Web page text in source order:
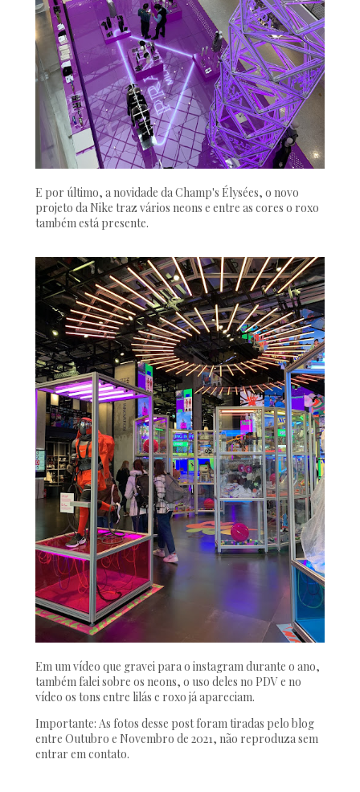
E por último, a novidade da Champ's Élysées, o novo
projeto da Nike traz vários neons e entre as cores o roxo
também está presente.
Em um vídeo que gravei para o instagram durante o ano,
também falei sobre os neons, o uso deles no PDV e no
vídeo os tons entre lilás e roxo já apareciam.
Importante: As fotos desse post foram tiradas pelo blog
entre Outubro e Novembro de 2021, não reproduza sem
entrar em contato.